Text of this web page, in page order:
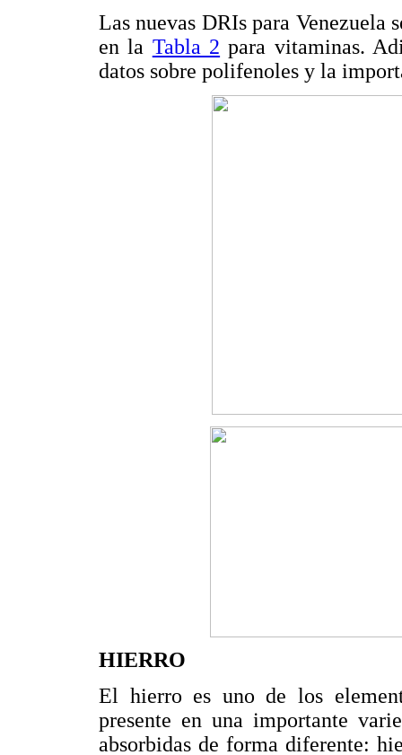
Las nuevas DRIs para Venezuela
en la Tabla 2 para vitaminas.
datos sobre polifenoles y la
HIERRO
El hierro es uno de los
presente en una importante
absorbidas de forma diferente: